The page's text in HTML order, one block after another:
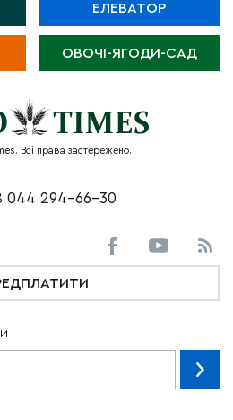
ЕЛЕВАТОР
ОВОЧІ-ЯГОДИ-САД
Всі права застережено.
044 294-66-30